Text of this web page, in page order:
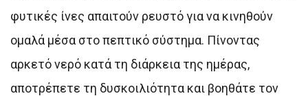
φυτικές ίνες απαιτούν ρευστό για να κινηθούν
ομαλά μέσα στο πεπτικό σύστημα. Πίνοντας
αρκετό νερό κατά τη διάρκεια της ημέρας,
αποτρέπετε τη δυσκοιλιότητα και βοηθάτε τον